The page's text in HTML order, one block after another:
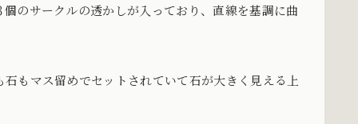
のサークルの透かしが入っており、直線を基調に曲
もマス留めでセットされていて石が大きく見える上